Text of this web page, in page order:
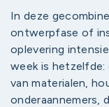
In deze
ontwerpfase of
oplevering
week is hetzelfde:
van materialen,
onderaannemers,